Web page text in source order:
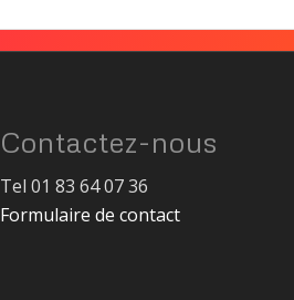
Contactez-nous
Tel 01 83 64 07 36
Formulaire de contact